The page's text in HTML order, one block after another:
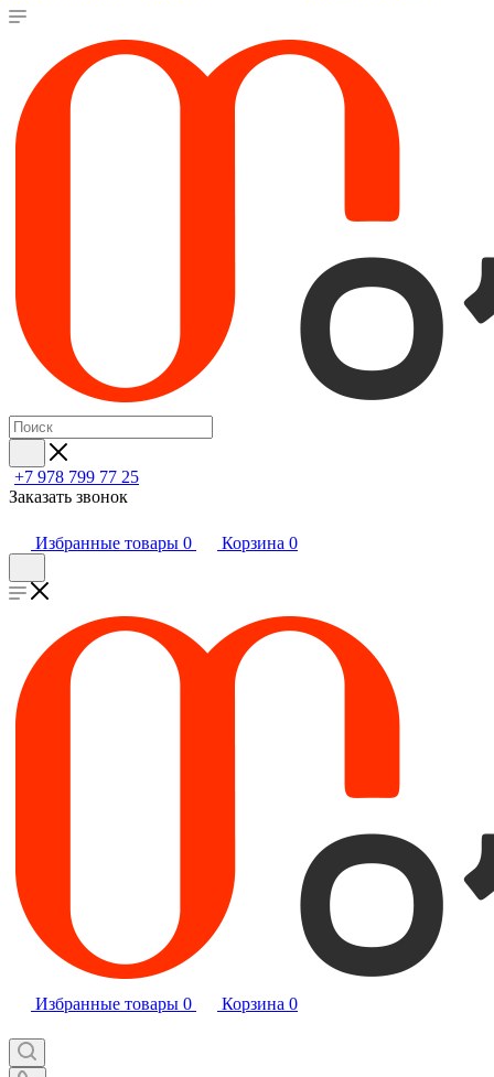
+7 978 799 77 25
Заказать звонок
Избранные товары 0 Корзина 0
Избранные товары 0 Корзина 0